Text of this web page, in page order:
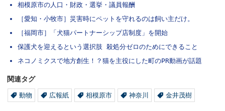
相模原市の人口・財政・選挙・議員報酬
［愛知・小牧市］災害時にペットを守れるのは飼い主だけ。
［福岡市］「犬猫パートナーシップ店制度」を開始
保護犬を迎えるという選択肢 殺処分ゼロのためにできること
ネコノミクスで地方創生！？猫を主役にした町のPR動画が話題
関連タグ
動物 広報紙 相模原市 神奈川 金井茂樹